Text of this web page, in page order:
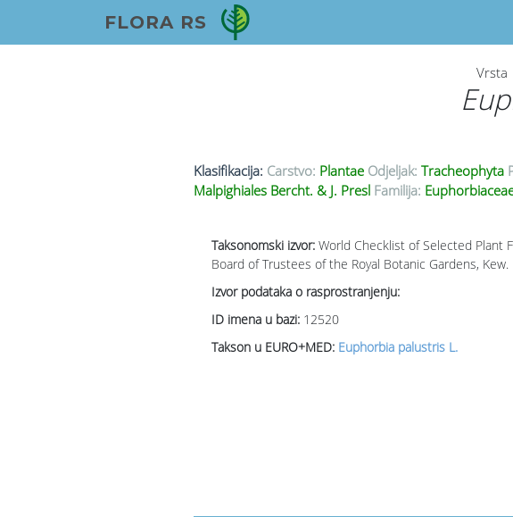
FLORA RS
Vrsta
Klasifikacija: Carstvo: Plantae Odjeljak: Tracheophyta
Malpighiales Bercht. & J. Presl Familija:
Taksonomski izvor: World Checklist of Selected Plant
Board of Trustees of the Royal Botanic Gardens, Kew.
Izvor podataka o rasprostranjenju:
ID imena u bazi: 12520
Takson u EURO+MED: Euphorbia palustris L.